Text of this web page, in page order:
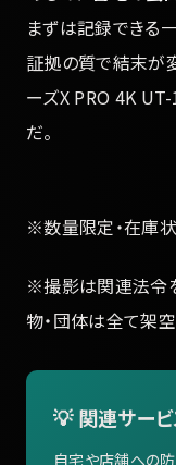
まずは記録できる
証拠の質で結末が
ーズX PRO 4K
だ。
※数量限定・在庫
※撮影は関連法令
物・団体は全て架空
💡 関連サー
自宅や店舗への